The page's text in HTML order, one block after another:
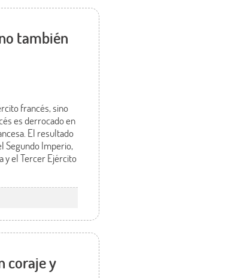
también
francés, sino
es derrocado en
El resultado
Segundo Imperio,
y el Tercer Ejército
coraje y